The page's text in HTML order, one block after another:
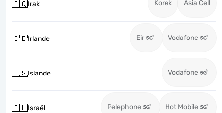
🇮🇶Irak Korek Asia Cell
🇮🇪Irlande Eir Vodafone
🇮🇸Islande Vodafone
🇮🇱Israël Pelephone Hot Mobile